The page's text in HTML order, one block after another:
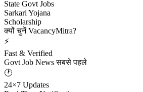
State Govt Jobs
Sarkari Yojana
Scholarship
क्यों चुनें VacancyMitra?
⚡
Fast & Verified
Govt Job News सबसे पहले
🕐
24×7 Updates